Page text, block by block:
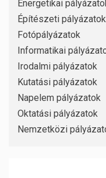
Energetikai
Építészeti pályázatok
Fotópályázatok
Informatikai
Irodalmi pályázatok
Kutatási pályázatok
Napelem pályázatok
Oktatási pályázatok
Nemzetközi